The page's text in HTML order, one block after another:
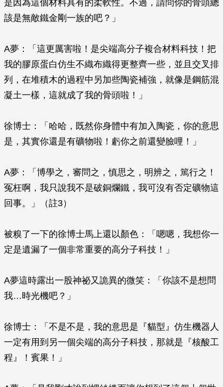
是因為這個材料具有的柔軟性。不過，請問你的骨頭總
該是無敵鐵金剛一族的吧？」
A夢：「這更厲害啦！是尖端高分子複合材料科技！把
我的膠原蛋白仿生不織布織得更整齊一些，並且交叉排
列，在堆積木的過程中另加些陶瓷補強，就像是鋼筋混
凝土一樣，這就成了我的骨頭啦！」
徐博士：「哈哈，既然你身體中有加入陶瓷，你的意思
是，其實你還是有礦物啦！虧你之前還變臉哩！」
A夢：「博學之，審問之，慎思之，明辨之，篤行之！
冤枉啊，我只說我不是破銅爛鐵，我可沒有否定礦物這
回事。」（註3）
被糗了一下的徐博士馬上還以顏色：「嗯嗯，我想你一
定是遺漏了一個非常重要的高分子科技！」
A夢這時露出一股神祕又詭異的微笑：「你該不是想問
我…時光機吧？」
徐博士：「不是不是，我的意思是『貓型』仿生機器人
一定有用到另一個尖端的高分子科技，那就是『核酸工
程』！賓果！」